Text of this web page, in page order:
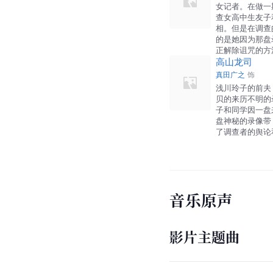
女记者。在做
查女高中生友
相。但是在调
的是她因为那
正解除诅咒的
高山龙司
真田广之 饰
浅川玲子的前
贝的来历不明
子和同学因一
盘神秘的录像
了调查者的舆
音乐原声
影片主题曲